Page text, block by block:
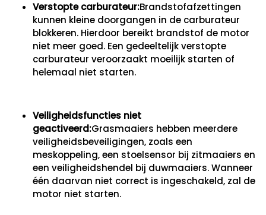
Verstopte carburateur:Brandstofafzettingen
kunnen kleine doorgangen in de carburateur
blokkeren. Hierdoor bereikt brandstof de motor
niet meer goed. Een gedeeltelijk verstopte
carburateur veroorzaakt moeilijk starten of
helemaal niet starten.
Veiligheidsfuncties niet
geactiveerd:Grasmaaiers hebben meerdere
veiligheidsbeveiligingen, zoals een
meskoppeling, een stoelsensor bij zitmaaiers en
een veiligheidshendel bij duwmaaiers. Wanneer
één daarvan niet correct is ingeschakeld, zal de
motor niet starten.